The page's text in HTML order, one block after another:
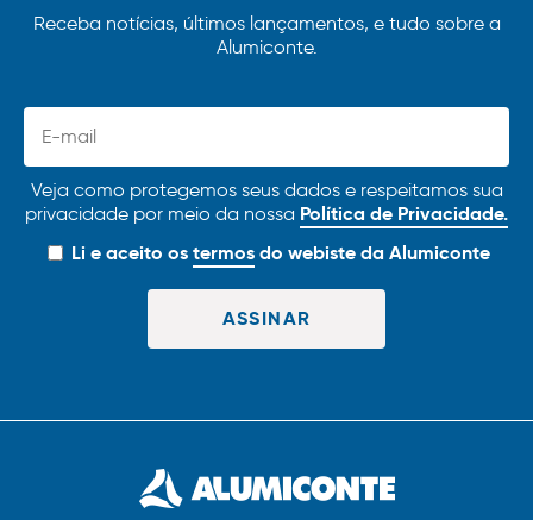
Receba notícias, últimos lançamentos, e tudo sobre a
Alumiconte.
Veja como protegemos seus dados e respeitamos sua
privacidade por meio da nossa Política de Privacidade.
Li e aceito ostermosdo webiste da Alumiconte